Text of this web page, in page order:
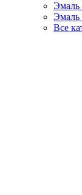
Эмаль
Эмаль
Все